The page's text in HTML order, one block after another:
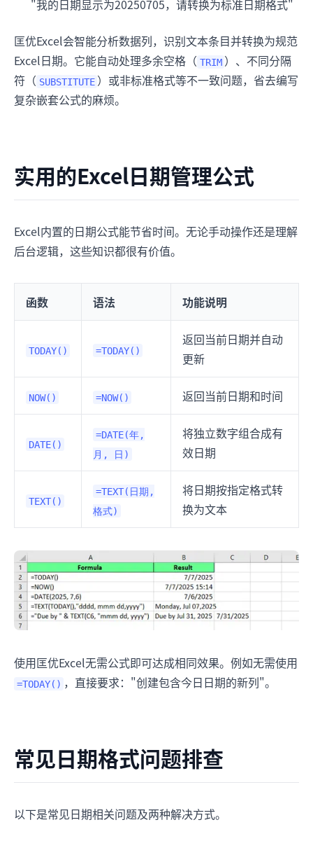
"我的日期显示为20250705，请转换为标准日期格式"
匡优Excel会智能分析数据列，识别文本条目并转换为规范
Excel日期。它能自动处理多余空格（ TRIM ）、不同分隔
符（ SUBSTITUTE ）或非标准格式等不一致问题，省去编写
复杂嵌套公式的麻烦。
实用的Excel日期管理公式
Excel内置的日期公式能节省时间。无论手动操作还是理解
后台逻辑，这些知识都很有价值。
函数 语法 功能说明
TODAY() =TODAY()
返回当前日期并自动
更新
NOW() =NOW() 返回当前日期和时间
DATE()
=DATE(年,
月, 日)
将独立数字组合成有
效日期
TEXT()
=TEXT(日期,
格式)
将日期按指定格式转
换为文本
使用匡优Excel无需公式即可达成相同效果。例如无需使用
=TODAY() ，直接要求："创建包含今日日期的新列"。
常见日期格式问题排查
以下是常见日期相关问题及两种解决方式。